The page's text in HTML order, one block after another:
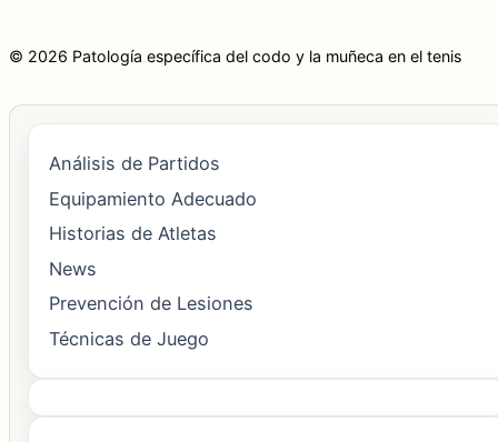
© 2026 Patología específica del codo y la muñeca en el tenis
Análisis de Partidos
Equipamiento Adecuado
Historias de Atletas
News
Prevención de Lesiones
Técnicas de Juego